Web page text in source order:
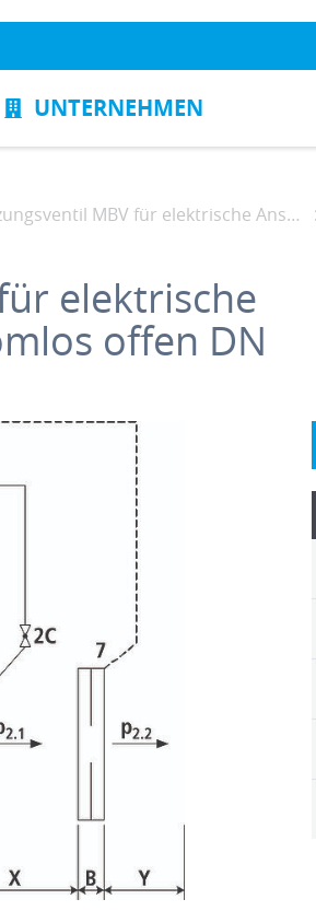
UNTERNEHMEN
MBV für elektrische Ansteuerung - stromlos geöffnet
elektrische
offen DN